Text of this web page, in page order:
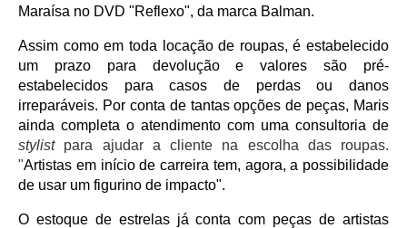
Maraísa no DVD "Reflexo", da marca Balman.
Assim como em toda locação de roupas, é estabelecido
um prazo para devolução e valores são pré-
estabelecidos para casos de perdas ou danos
irreparáveis. Por conta de tantas opções de peças, Maris
stylist para ajudar a cliente na escolha das roupas.
"Artistas em início de carreira tem, agora, a possibilidade
de usar um figurino de impacto".
O estoque de estrelas já conta com peças de artistas